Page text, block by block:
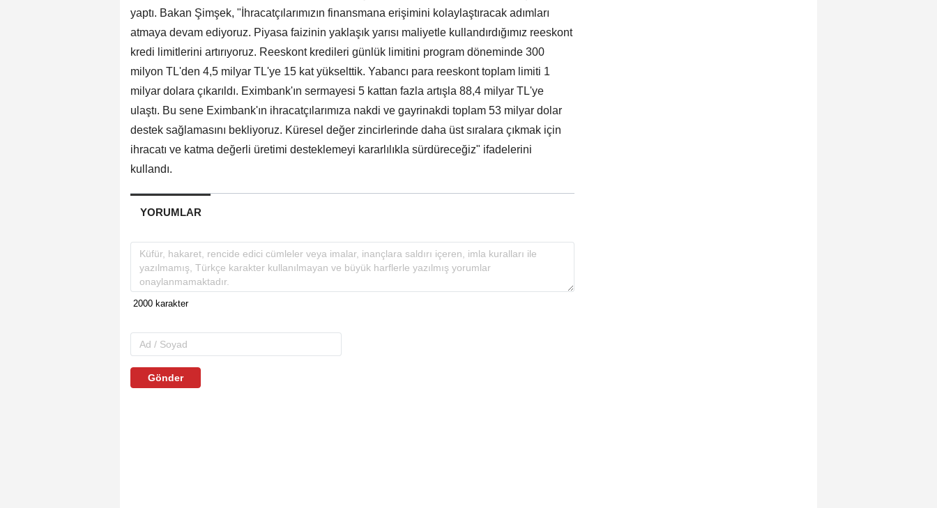
yaptı. Bakan Şimşek, "İhracatçılarımızın finansmana erişimini kolaylaştıracak adımları
atmaya devam ediyoruz. Piyasa faizinin yaklaşık yarısı maliyetle kullandırdığımız reeskont
kredi limitlerini artırıyoruz. Reeskont kredileri günlük limitini program döneminde 300
milyon TL'den 4,5 milyar TL'ye 15 kat yükselttik. Yabancı para reeskont toplam limiti 1
milyar dolara çıkarıldı. Eximbank'ın sermayesi 5 kattan fazla artışla 88,4 milyar TL'ye
ulaştı. Bu sene Eximbank'ın ihracatçılarımıza nakdi ve gayrinakdi toplam 53 milyar dolar
destek sağlamasını bekliyoruz. Küresel değer zincirlerinde daha üst sıralara çıkmak için
ihracatı ve katma değerli üretimi desteklemeyi kararlılıkla sürdüreceğiz" ifadelerini
kullandı.
YORUMLAR
Gönder